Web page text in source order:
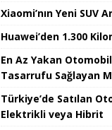
Xiaomi’nın Yeni SUV
Huawei’den 1.300
En Az Yakan
Tasarrufu Sağlayan
Türkiye’de Satılan
Elektrikli veya Hibrit